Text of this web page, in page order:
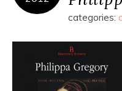
categories: